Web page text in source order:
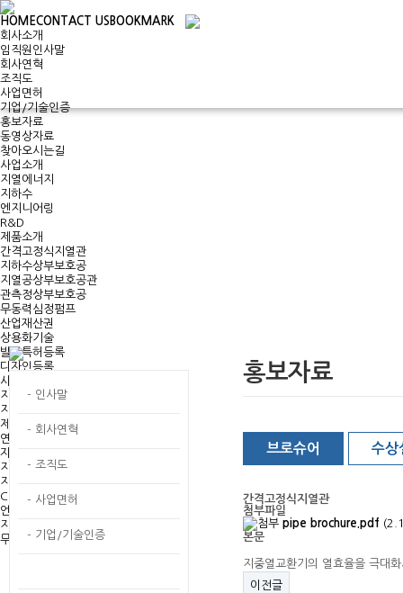
HOMECONTACT US BOOKMARK
회사소개
임직원인사말
회사연혁
조직도
사업면허
기업/기술인증
홍보자료
동영상자료
찾아오시는길
사업소개
지열에너지
지하수
엔지니어링
R&D
제품소개
간격고정식지열관
지하수상부보호공
지열공상부보호공관
관측정상부보호공
무동력심정펌프
산업재산권
상용화기술
발명특허등록
디자인등록
사업실적
지열부문
지하수부문
제품 판매·시공
연구·용역 과제
자료마당
지열부문
지하수부문
CEO활동
언론보도자료
지열·지하수시설
무상점검서비스
- 인사말
- 회사연혁
- 조직도
- 사업면허
- 기업/기술인증
홍보자료
브로슈어 수상
간격고정식지열관
첨부파일
pipe brochure.pdf
본문
지중열교환기의 열효율을 극대
이전글